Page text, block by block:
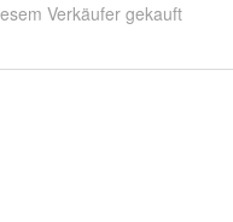
Verkäufer gekauft